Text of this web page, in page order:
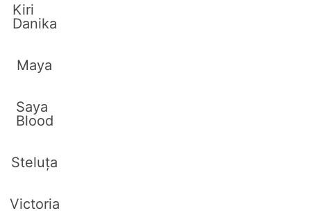
Kiri
Danika
Maya
Saya
Blood
Steluța
Victoria